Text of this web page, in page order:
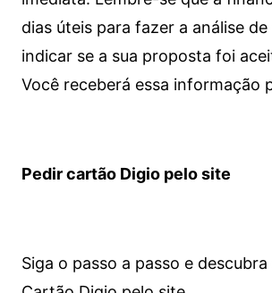
dias úteis para fazer a análise
indicar se a sua proposta foi
Você receberá essa informação
Pedir cartão Digio pelo site
Siga o passo a passo e